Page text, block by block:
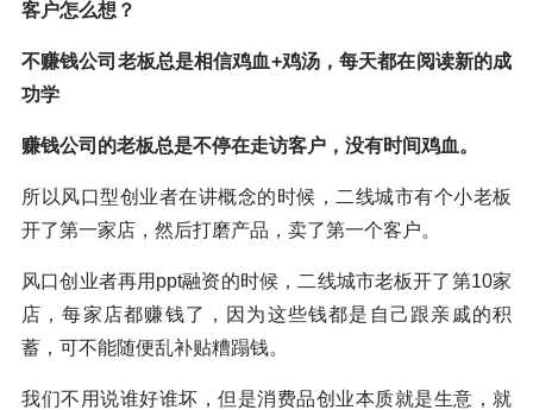
客户怎么想？
不赚钱公司老板总是相信鸡血+鸡汤，每天都在阅读新的成
功学
赚钱公司的老板总是不停在走访客户，没有时间鸡血。
所以风口型创业者在讲概念的时候，二线城市有个小老板
开了第一家店，然后打磨产品，卖了第一个客户。
风口创业者再用ppt融资的时候，二线城市老板开了第10家
店，每家店都赚钱了，因为这些钱都是自己跟亲戚的积
蓄，可不能随便乱补贴糟蹋钱。
我们不用说谁好谁坏，但是消费品创业本质就是生意，就